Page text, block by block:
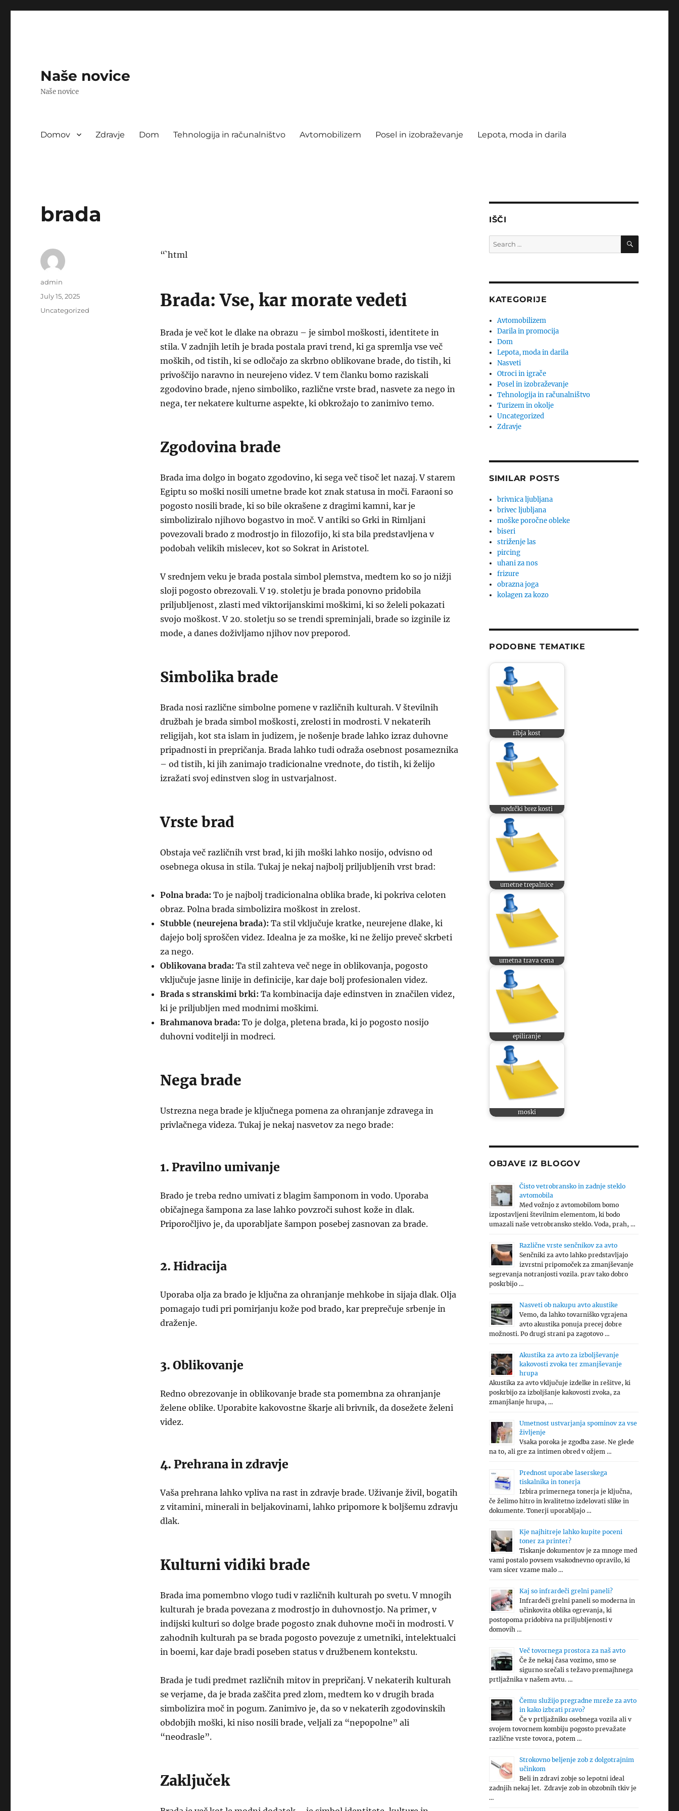
Naše novice
Naše novice
Domov Zdravje Dom Tehnologija in računalništvo Avtomobilizem Posel in izobraževanje Lepota, moda in darila
brada
“`html
Brada: Vse, kar morate vedeti
Brada je več kot le dlake na obrazu – je simbol moškosti, identitete in
stila. V zadnjih letih je brada postala pravi trend, ki ga spremlja vse več
moških, od tistih, ki se odločajo za skrbno oblikovane brade, do tistih, ki
privoščijo naravno in neurejeno videz. V tem članku bomo raziskali
zgodovino brade, njeno simboliko, različne vrste brad, nasvete za nego in
nega, ter nekatere kulturne aspekte, ki obkrožajo to zanimivo temo.
Zgodovina brade
Brada ima dolgo in bogato zgodovino, ki sega več tisoč let nazaj. V starem
Egiptu so moški nosili umetne brade kot znak statusa in moči. Faraoni so
pogosto nosili brade, ki so bile okrašene z dragimi kamni, kar je
simboliziralo njihovo bogastvo in moč. V antiki so Grki in Rimljani
povezovali brado z modrostjo in filozofijo, ki sta bila predstavljena v
podobah velikih mislecev, kot so Sokrat in Aristotel.
V srednjem veku je brada postala simbol plemstva, medtem ko so jo nižji
sloji pogosto obrezovali. V 19. stoletju je brada ponovno pridobila
priljubljenost, zlasti med viktorijanskimi moškimi, ki so želeli pokazati
svojo moškost. V 20. stoletju so se trendi spreminjali, brade so izginile iz
mode, a danes doživljamo njihov nov preporod.
Simbolika brade
Brada nosi različne simbolne pomene v različnih kulturah. V številnih
družbah je brada simbol moškosti, zrelosti in modrosti. V nekaterih
religijah, kot sta islam in judizem, je nošenje brade lahko izraz duhovne
pripadnosti in prepričanja. Brada lahko tudi odraža osebnost posameznika
– od tistih, ki jih zanimajo tradicionalne vrednote, do tistih, ki želijo
izražati svoj edinstven slog in ustvarjalnost.
Vrste brad
Obstaja več različnih vrst brad, ki jih moški lahko nosijo, odvisno od
osebnega okusa in stila. Tukaj je nekaj najbolj priljubljenih vrst brad:
Polna brada: To je najbolj tradicionalna oblika brade, ki pokriva celoten
obraz. Polna brada simbolizira moškost in zrelost.
Stubble (neurejena brada): Ta stil vključuje kratke, neurejene dlake, ki
dajejo bolj sproščen videz. Idealna je za moške, ki ne želijo preveč skrbeti
za nego.
Oblikovana brada: Ta stil zahteva več nege in oblikovanja, pogosto
vključuje jasne linije in definicije, kar daje bolj profesionalen videz.
Brada s stranskimi brki: Ta kombinacija daje edinstven in značilen videz,
ki je priljubljen med modnimi moškimi.
Brahmanova brada: To je dolga, pletena brada, ki jo pogosto nosijo
duhovni voditelji in modreci.
Nega brade
Ustrezna nega brade je ključnega pomena za ohranjanje zdravega in
privlačnega videza. Tukaj je nekaj nasvetov za nego brade:
1. Pravilno umivanje
Brado je treba redno umivati z blagim šamponom in vodo. Uporaba
običajnega šampona za lase lahko povzroči suhost kože in dlak.
Priporočljivo je, da uporabljate šampon posebej zasnovan za brade.
2. Hidracija
Uporaba olja za brado je ključna za ohranjanje mehkobe in sijaja dlak. Olja
pomagajo tudi pri pomirjanju kože pod brado, kar preprečuje srbenje in
draženje.
3. Oblikovanje
Redno obrezovanje in oblikovanje brade sta pomembna za ohranjanje
želene oblike. Uporabite kakovostne škarje ali brivnik, da dosežete želeni
videz.
4. Prehrana in zdravje
Vaša prehrana lahko vpliva na rast in zdravje brade. Uživanje živil, bogatih
z vitamini, minerali in beljakovinami, lahko pripomore k boljšemu zdravju
dlak.
Kulturni vidiki brade
Brada ima pomembno vlogo tudi v različnih kulturah po svetu. V mnogih
kulturah je brada povezana z modrostjo in duhovnostjo. Na primer, v
indijski kulturi so dolge brade pogosto znak duhovne moči in modrosti. V
zahodnih kulturah pa se brada pogosto povezuje z umetniki, intelektualci
in boemi, kar daje bradi poseben status v družbenem kontekstu.
Brada je tudi predmet različnih mitov in prepričanj. V nekaterih kulturah
se verjame, da je brada zaščita pred zlom, medtem ko v drugih brada
simbolizira moč in pogum. Zanimivo je, da so v nekaterih zgodovinskih
obdobjih moški, ki niso nosili brade, veljali za “nepopolne” ali
“neodrasle”.
Zaključek
Author
admin
Posted
July 15, 2025
Categories
Uncategorized
IŠČI
Search
for:
SEARCH
KATEGORIJE
Avtomobilizem
Darila in promocija
Dom
Lepota, moda in darila
Nasveti
Otroci in igrače
Posel in izobraževanje
Tehnologija in računalništvo
Turizem in okolje
Uncategorized
Zdravje
SIMILAR POSTS
brivnica ljubljana
brivec ljubljana
moške poročne obleke
biseri
striženje las
pircing
uhani za nos
frizure
obrazna joga
kolagen za kozo
PODOBNE TEMATIKE
ribja kost
nedrčki brez kosti
umetne trepalnice
umetna trava cena
epiliranje
moski
OBJAVE IZ BLOGOV
Čisto vetrobransko in zadnje steklo
avtomobila
Med vožnjo z avtomobilom bomo
izpostavljeni številnim elementom, ki bodo
umazali naše vetrobransko steklo. Voda, prah, …
Različne vrste senčnikov za avto
Senčniki za avto lahko predstavljajo
izvrstni pripomoček za zmanjševanje
segrevanja notranjosti vozila. prav tako dobro
poskrbijo …
Nasveti ob nakupu avto akustike
Vemo, da lahko tovarniško vgrajena
avto akustika ponuja precej dobre
možnosti. Po drugi strani pa zagotovo …
Akustika za avto za izboljševanje
kakovosti zvoka ter zmanjševanje
hrupa
Akustika za avto vključuje izdelke in rešitve, ki
poskrbijo za izboljšanje kakovosti zvoka, za
zmanjšanje hrupa, …
Umetnost ustvarjanja spominov za vse
življenje
Vsaka poroka je zgodba zase. Ne glede
na to, ali gre za intimen obred v ožjem …
Prednost uporabe laserskega
tiskalnika in tonerja
Izbira primernega tonerja je ključna,
če želimo hitro in kvalitetno izdelovati slike in
dokumente. Tonerji uporabljajo …
Kje najhitreje lahko kupite poceni
toner za printer?
Tiskanje dokumentov je za mnoge med
vami postalo povsem vsakodnevno opravilo, ki
vam sicer vzame malo …
Kaj so infrardeči grelni paneli?
Infrardeči grelni paneli so moderna in
učinkovita oblika ogrevanja, ki
postopoma pridobiva na priljubljenosti v
domovih …
Več tovornega prostora za naš avto
Če že nekaj časa vozimo, smo se
sigurno srečali s težavo premajhnega
prtljažnika v našem avtu. …
Čemu služijo pregradne mreže za avto
in kako izbrati pravo?
Če v prtljažniku osebnega vozila ali v
svojem tovornem kombiju pogosto prevažate
različne vrste tovora, potem …
Strokovno beljenje zob z dolgotrajnim
učinkom
Beli in zdravi zobje so lepotni ideal
zadnjih nekaj let. Zdravje zob in obzobnih tkiv je
…